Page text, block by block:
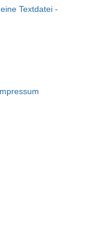
Textdatei -